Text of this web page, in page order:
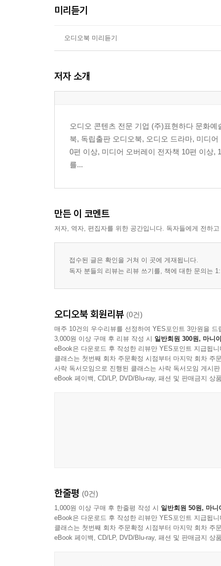
미리듣기
오디오북 미리듣기
저자 소개
오디오 콘텐츠 전문 기업 (주)표현하다 문화
북, 독립출판 오디오북, 오디오 드라마, 미디
0편 이상, 미디어 오버레이 전자책 10편 이상,
를...
만든 이 코멘트
저자, 역자, 편집자를 위한 공간입니다. 독자들에게 전하
접수된 글은 확인을 거쳐 이 곳에 게재됩니다.
독자 분들의 리뷰는 리뷰 쓰기를, 책에 대한 문의는
오디오북 회원리뷰 (0건)
매주 10건의 우수리뷰를 선정하여 YES포인트 3만원을 드
3,000원 이상 구매 후 리뷰 작성 시 일반회원 300원, 마니
eBook은 다운로드 후 작성한 리뷰만 YES포인트 지급됩니
클래스는 첫번째 회차 주문확정 시점부터 마지막 회차 주
사락 독서모임으로 진행된 클래스는 사락 독서모임 게시
eBook 페이백, CD/LP, DVD/Blu-ray, 패션 및 판매금지 상
한줄평 (0건)
1,000원 이상 구매 후 한줄평 작성 시 일반회원 50원, 마니
eBook은 다운로드 후 작성한 리뷰만 YES포인트 지급됩니
클래스는 첫번째 회차 주문확정 시점부터 마지막 회차 주
eBook 페이백, CD/LP, DVD/Blu-ray, 패션 및 판매금지 상